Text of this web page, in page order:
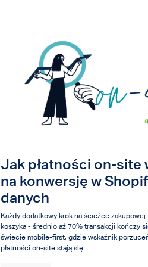
Jak płatności on-site
na konwersję w
danych
Każdy dodatkowy krok na ścieżce
koszyka - średnio aż 70% transakcji kończy
świecie mobile-first, gdzie wskaźnik
płatności on-site stają się...